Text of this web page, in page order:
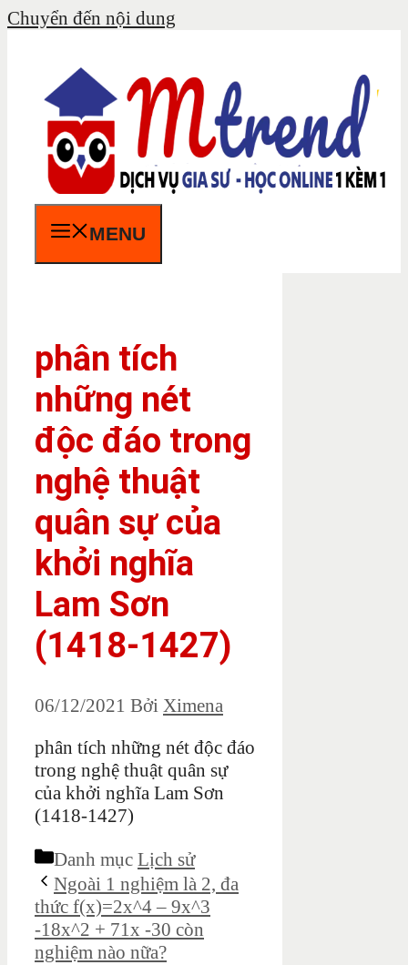
Chuyển đến nội dung
MENU
phân tích
những nét
độc đáo trong
nghệ thuật
quân sự của
khởi nghĩa
Lam Sơn
(1418-1427)
06/12/2021 Bởi Ximena
phân tích những nét độc đáo
trong nghệ thuật quân sự
của khởi nghĩa Lam Sơn
(1418-1427)
Danh mục Lịch sử
Ngoài 1 nghiệm là 2, đa
thức f(x)=2x^4 – 9x^3
-18x^2 + 71x -30 còn
nghiệm nào nữa?